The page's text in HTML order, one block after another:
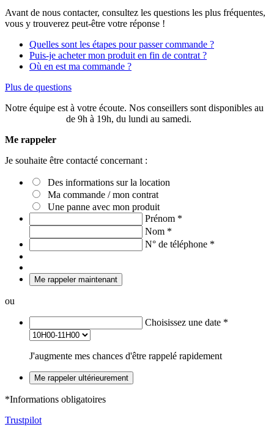
Avant de nous contacter, consultez les questions les plus fréquentes,
vous y trouverez peut-être votre réponse !
Quelles sont les étapes pour passer commande ?
Puis-je acheter mon produit en fin de contrat ?
Où en est ma commande ?
Plus de questions
Notre équipe est à votre écoute. Nos conseillers sont disponibles au
de 9h à 19h, du lundi au samedi.
Me rappeler
Je souhaite être contacté concernant :
Des informations sur la location
Ma commande / mon contrat
Une panne avec mon produit
Prénom *
Nom *
N° de téléphone *
Me rappeler maintenant
ou
Choisissez une date *
J'augmente mes chances d'être rappelé rapidement
Me rappeler ultérieurement
*Informations obligatoires
Trustpilot